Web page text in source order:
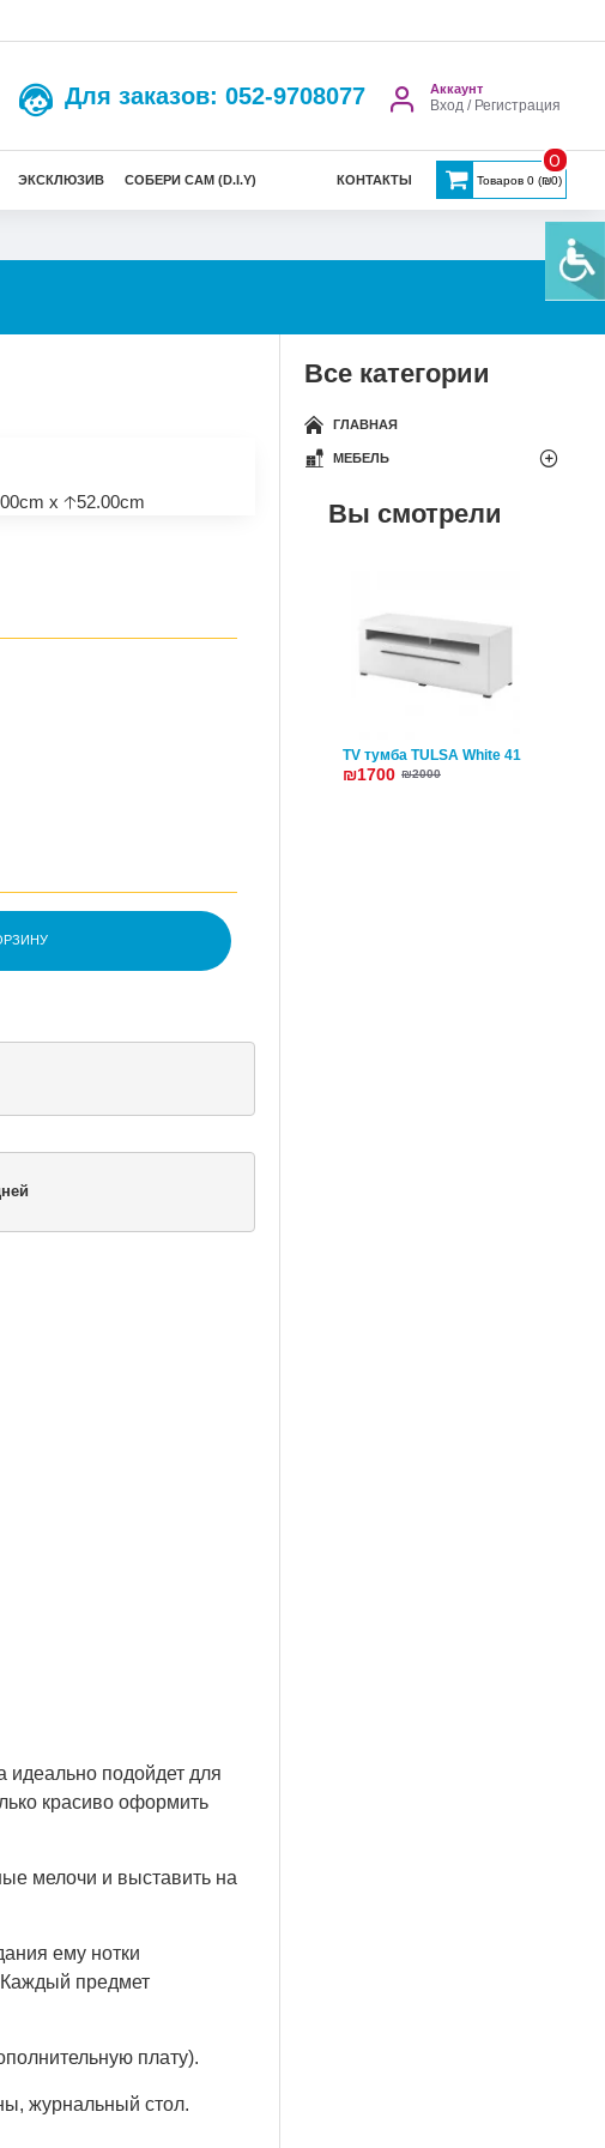
Для заказов: 052-9708077 Аккаунт
Вход / Регистрация
ЭКСКЛЮЗИВ СОБЕРИ САМ (D.I.Y) КОНТАКТЫ Товаров 0 (₪0)
0
x 🡡52.00cm
идеально подойдет для
красиво оформить
мелочи и выставить на
ему нотки
Каждый предмет
плату).
журнальный стол.
Все категории
ГЛАВНАЯ
МЕБЕЛЬ
Вы смотрели
TV тумба TULSA White 41
₪1700 ₪2000